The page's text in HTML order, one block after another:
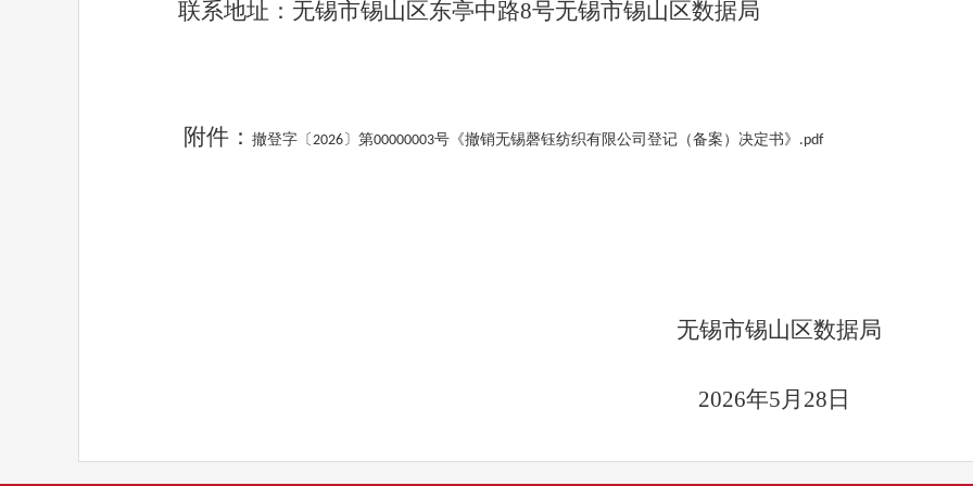
联系地址： 无锡市锡山区东亭中路8号无锡市锡山区数据局
附件： 撤登字〔2026〕第00000003号《撤销无锡磬钰纺织有限公司登记（备案）决定书》.pdf
无锡市锡山区数据局
2026年5月 28 日